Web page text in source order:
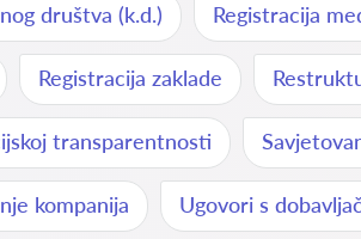
društva (k.d.) Registracija
Registracija zaklade
transparentnosti
kompanija Ugovori s